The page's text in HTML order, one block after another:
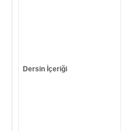
Dersin İçeriği